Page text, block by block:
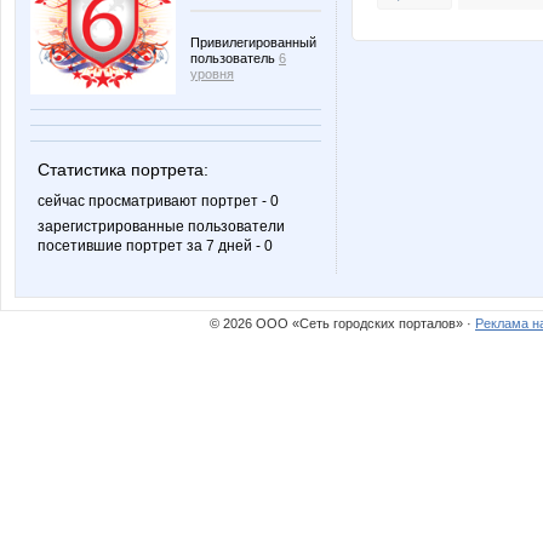
Привилегированный
пользователь 6
уровня
Статистика портрета:
сейчас просматривают портрет - 0
зарегистрированные пользователи
посетившие портрет за 7 дней - 0
© 2026 ООО «Сеть городских порталов» · Реклама